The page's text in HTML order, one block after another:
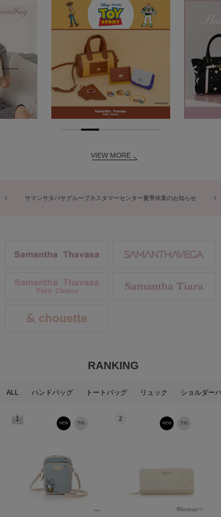
VIEW MORE
商品に関するお詫びとお知らせ
RANKING
ALL ハンドバッグ トートバッグ リュック ショルダー
1
予約
NEW
2
予約
NEW